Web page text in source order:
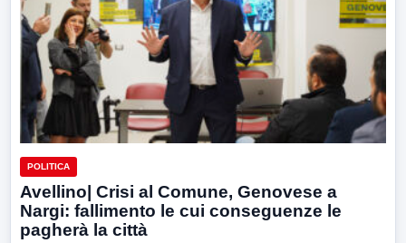
POLITICA
Avellino| Crisi al Comune, Genovese a
Nargi: fallimento le cui conseguenze le
pagherà la città